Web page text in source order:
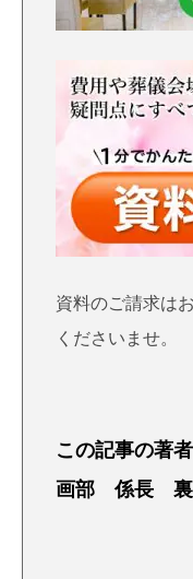
資料のご請求は
くださいませ。
この記事の著
画部 係長